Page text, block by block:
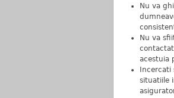
Nu va
Nu va
acestuia
situatiile